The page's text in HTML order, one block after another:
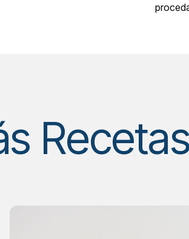
Recetas